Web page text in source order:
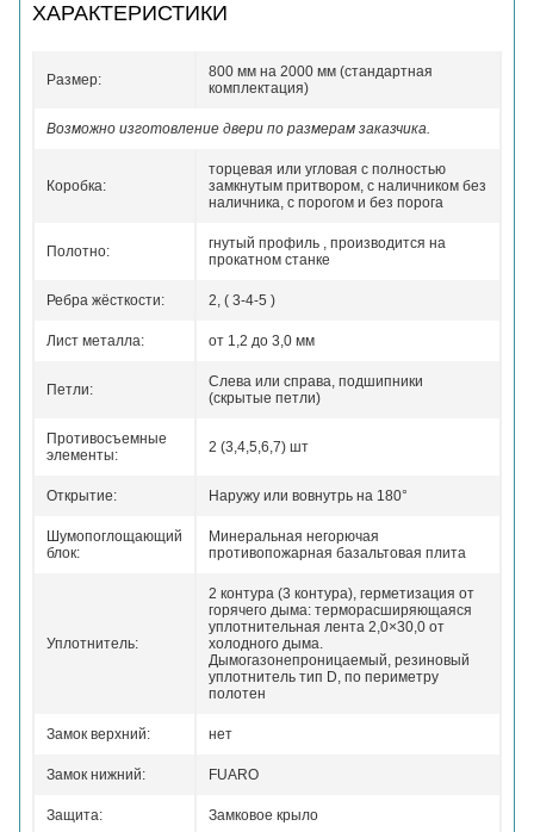
ХАРАКТЕРИСТИКИ
Размер:
800 мм на 2000 мм (стандартная
комплектация)
Возможно изготовление двери по размерам заказчика.
Коробка:
торцевая или угловая с полностью
замкнутым притвором, с наличником без
наличника, с порогом и без порога
Полотно:
гнутый профиль , производится на
прокатном станке
Ребра жёсткости: 2, ( 3-4-5 )
Лист металла: от 1,2 до 3,0 мм
Петли:
Слева или справа, подшипники
(скрытые петли)
Противосъемные
элементы:
2 (3,4,5,6,7) шт
Открытие: Наружу или вовнутрь на 180°
Шумопоглощающий
блок:
Минеральная негорючая
противопожарная базальтовая плита
Уплотнитель:
2 контура (3 контура), герметизация от
горячего дыма: терморасширяющаяся
уплотнительная лента 2,0×30,0 от
холодного дыма.
Дымогазонепроницаемый, резиновый
уплотнитель тип D, по периметру
полотен
Замок верхний: нет
Замок нижний: FUARO
Защита: Замковое крыло